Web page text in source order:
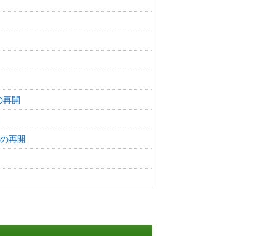
再開
再開